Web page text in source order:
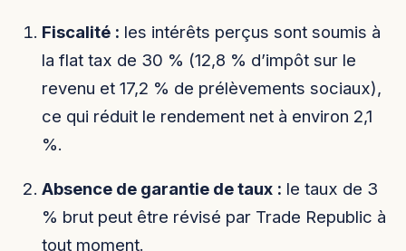
Fiscalité : les intérêts perçus sont soumis à
la flat tax de 30 % (12,8 % d’impôt sur le
revenu et 17,2 % de prélèvements sociaux),
ce qui réduit le rendement net à environ 2,1
%.
Absence de garantie de taux : le taux de 3
% brut peut être révisé par Trade Republic à
tout moment.